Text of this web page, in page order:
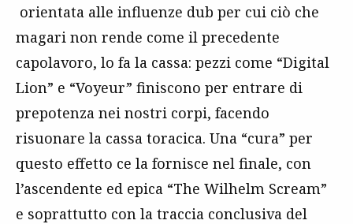
orientata alle influenze dub per cui ciò che
magari non rende come il precedente
capolavoro, lo fa la cassa: pezzi come “Digital
Lion” e “Voyeur” finiscono per entrare di
prepotenza nei nostri corpi, facendo
risuonare la cassa toracica. Una “cura” per
questo effetto ce la fornisce nel finale, con
l’ascendente ed epica “The Wilhelm Scream”
e soprattutto con la traccia conclusiva del